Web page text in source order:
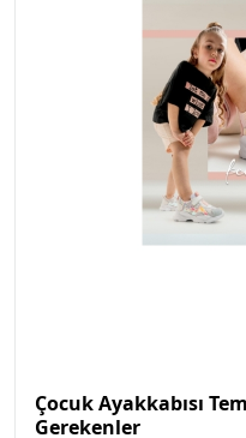
Çocuk Ayakkabısı
Gerekenler